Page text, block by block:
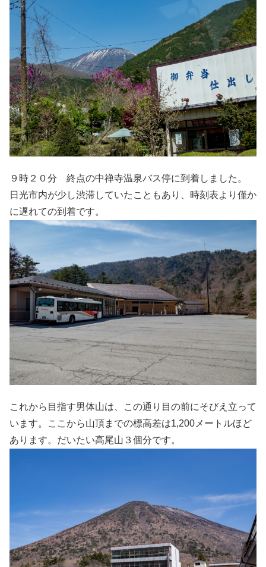
９時２０分 終点の中禅寺温泉バス停に到着しました。
日光市内が少し渋滞していたこともあり、時刻表より僅か
に遅れての到着です。
これから目指す男体山は、この通り目の前にそびえ立って
います。ここから山頂までの標高差は1,200メートルほど
あります。だいたい高尾山３個分です。